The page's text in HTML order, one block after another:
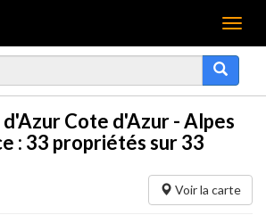
Menu
Cote d'Azur - Alpes
: 33 propriétés sur 33
Voir la carte